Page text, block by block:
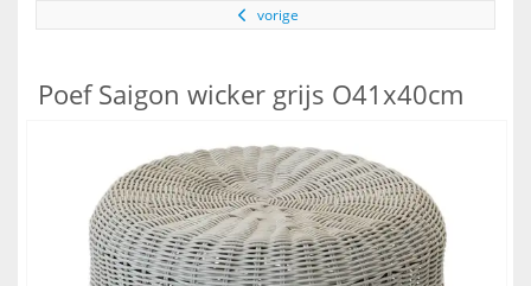
vorige
Poef Saigon wicker grijs O41x40cm